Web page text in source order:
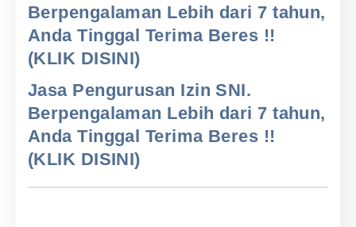
Berpengalaman Lebih dari 7 tahun,
Anda Tinggal Terima Beres !!
(KLIK DISINI)
Jasa Pengurusan Izin SNI.
Berpengalaman Lebih dari 7 tahun,
Anda Tinggal Terima Beres !!
(KLIK DISINI)